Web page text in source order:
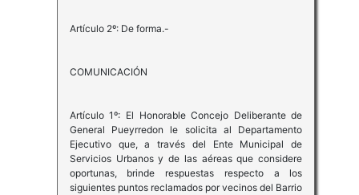
Artículo 2º: De forma.-
COMUNICACIÓN
Artículo 1º: El Honorable Concejo Deliberante de
General Pueyrredon le solicita al Departamento
Ejecutivo que, a través del Ente Municipal de
Servicios Urbanos y de las aéreas que considere
oportunas, brinde respuestas respecto a los
siguientes puntos reclamados por vecinos del Barrio